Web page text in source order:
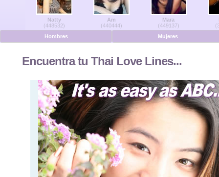
Español
Natty
(448532)
Am
(440444)
Mara
(449137)
Hombres
Mujeres
Encuentra tu Thai Love Lines...